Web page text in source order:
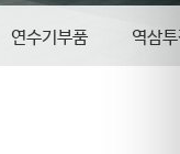
연수기부품 역삼